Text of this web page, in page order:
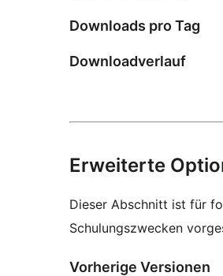
Downloads pro Tag
Downloadverlauf
Erweiterte
Dieser Abschnitt ist für
Schulungszwecken
Vorherige Versionen